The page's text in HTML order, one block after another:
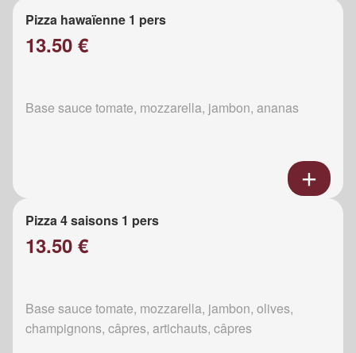
Pizza hawaïenne 1 pers
13.50 €
Base sauce tomate, mozzarella, jambon, ananas
Pizza 4 saisons 1 pers
13.50 €
Base sauce tomate, mozzarella, jambon, olives,
champignons, câpres, artichauts, câpres